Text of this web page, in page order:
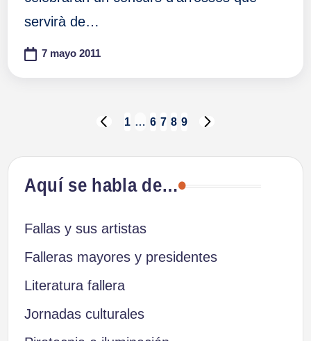
servirà de…
7 mayo 2011
Paginación
de
entradas
PÁGINA
1 … 6 7 8 9
Aquí se habla de…
Fallas y sus artistas
Falleras mayores y presidentes
Literatura fallera
Jornadas culturales